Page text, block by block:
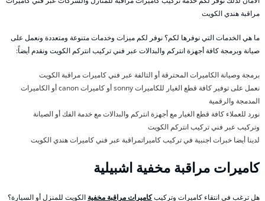
مراقبة هندي الكويت
ما هي الخدمات التي نوفرها لكم؟ نوفر لكم ميزات وخدمات متنوعة ومتعددة ونعمل على
صيانة وبرمجة كافة أجهزة انتركم والبدالات عبر فني تركيب انتركم الكويت ونقدم أيضاً:
برمجة وصيانة الكاميرات المحترقة أو التالفة عبر فني كاميرات مراقبة الكويت
نعمل على توفير كافة قطع الغيار للكاميرات sonny أو كاميرات canon أو الكاميرات
المدمجة والرقمية
نورد للعملاء كافة قطع الغيار مع أجهزة انتركم والبدالات مع خدمة الفك أو الصيانة
وتركيب عبر فني تركيب انتركم الكويت
لدينا أيضا خبرات اجنبية في تركيب كاميراتمراقبة عبر فني كاميرات هندي الكويت
كاميرات مراقبة مخفية اشبيلية
هل ترغب في انتقاء كاميرات وتركيبكاميرات مراقبة مخفية الكويت للمنزل أو السيارة؟